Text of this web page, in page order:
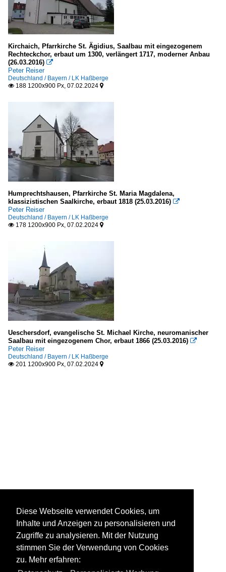
Kirchaich, Pfarrkirche St. Ägidius, Saalbau mit eingezogenem
Rechteckchor, erbaut um 1300, verlängert 1717, moderner Anbau
(26.03.2016) 
Peter Reiser
Deutschland / Bayern / LK Haßberge
 188 1200x900 Px, 07.02.2024 
Humprechtshausen, Pfarrkirche St. Maria Magdalena,
klassizistischen Saalkirche, erbaut 1818 (25.03.2016) 
Peter Reiser
Deutschland / Bayern / LK Haßberge
 178 1200x900 Px, 07.02.2024 
Ueschersdorf, evangelische St. Michael Kirche, neuromanischer
Saalbau mit eingezogenem Chor, erbaut 1866 (25.03.2016) 
Peter Reiser
Deutschland / Bayern / LK Haßberge
 201 1200x900 Px, 07.02.2024 
Diese Webseite verwendet Cookies, um
Inhalte und Anzeigen zu personalisieren und
Zugriffe zu analysieren. Mit der Nutzung
stimmen Sie der Verwendung von Cookies
zu. Mehr erfahren: